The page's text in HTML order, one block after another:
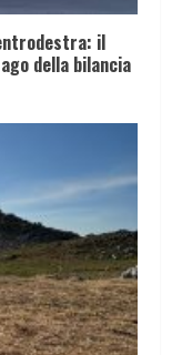
il
della bilancia